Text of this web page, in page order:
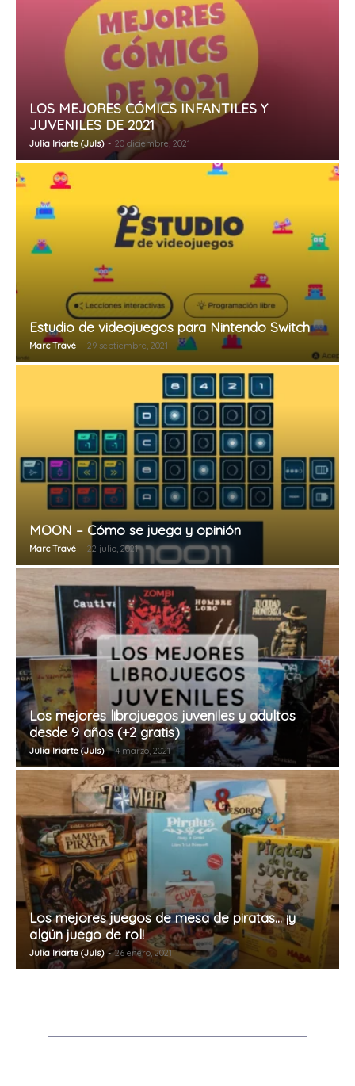
LOS MEJORES CÓMICS INFANTILES Y
JUVENILES DE 2021
Julia Iriarte (Juls) - 20 diciembre, 2021
Estudio de videojuegos para Nintendo Switch
Marc Travé - 29 septiembre, 2021
MOON – Cómo se juega y opinión
Marc Travé - 22 julio, 2021
Los mejores librojuegos juveniles y adultos
desde 9 años (+2 gratis)
Julia Iriarte (Juls) - 4 marzo, 2021
Los mejores juegos de mesa de piratas… ¡y
algún juego de rol!
Julia Iriarte (Juls) - 26 enero, 2021